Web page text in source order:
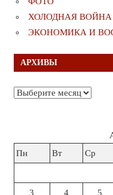
ХОЛОДНАЯ ВОЙНА
ЭКОНОМИКА И
АРХИВЫ
Архивы
Пн
Вт Ср
3 4 5